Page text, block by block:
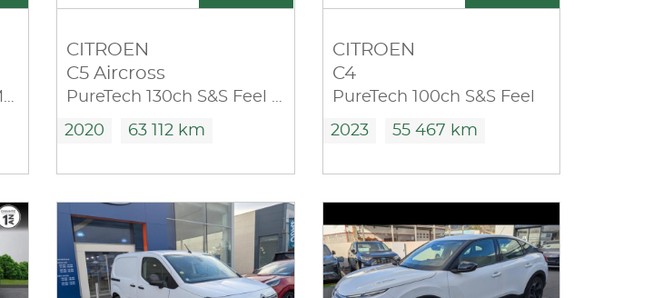
1.2 PureTech 110ch S&S MAX
CITROEN
C5 Aircross
PureTech 130ch S&S Feel E6.d-TEMP
2020 63 112 km
CITROEN
C4
PureTech 100ch S&S Feel
2023 55 467 km